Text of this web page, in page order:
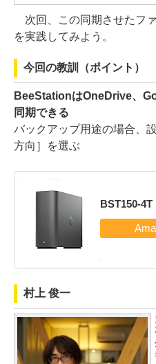
次回、この同期させたフ
を実践してみよう。
今回の教訓（ポイント）
BeeStationはOneDrive、
同期できる
バックアップ用途の場合、
方向］を選ぶ
BST150-4T
村上 俊一